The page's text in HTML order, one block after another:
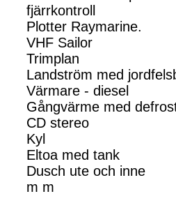
fjärrkontroll
Plotter Raymarine.
VHF Sailor
Trimplan
Landström med
Värmare - diesel
Gångvärme med
CD stereo
Kyl
Eltoa med tank
Dusch ute och inne
m m